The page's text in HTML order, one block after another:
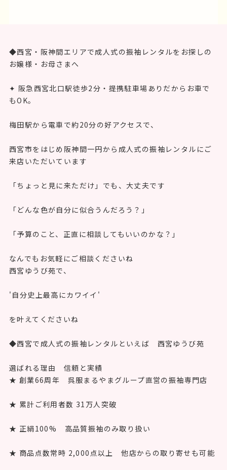
◆西宮・阪神間エリアで成人式の振袖レンタルをお探しの
お嬢様・お母さまへ
✦ 阪急西宮北口駅徒歩2分・提携駐車場ありだからお車で
もOK。
梅田駅から電車で約20分の好アクセスで、
西宮市をはじめ阪神間一円から成人式の振袖レンタルにご
来店いただいています
「ちょっと見に来ただけ」でも、大丈夫です
「どんな色が自分に似合うんだろう？」
「予算のこと、正直に相談してもいいのかな？」
なんでもお気軽にご相談くださいね
西宮ゆうび苑で、
'自分史上最高にカワイイ'
を叶えてくださいね
◆西宮で成人式の振袖レンタルといえば 西宮ゆうび苑
選ばれる理由 信頼と実績
★ 創業66周年 呉服まるやまグループ直営の振袖専門店
★ 累計ご利用者数 31万人突破
★ 正絹100% 高品質振袖のみ取り扱い
★ 商品点数常時 2,000点以上 他店からの取り寄せも可能